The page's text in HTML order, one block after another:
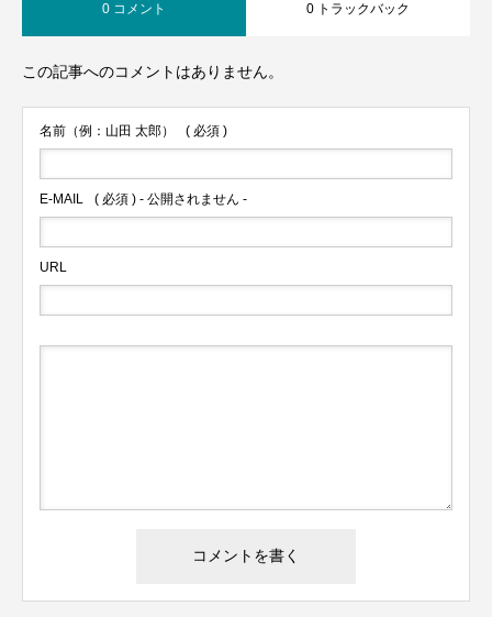
0 コメント 0 トラックバック
この記事へのコメントはありません。
名前（例：山田 太郎） ( 必須 )
E-MAIL ( 必須 ) - 公開されません -
URL